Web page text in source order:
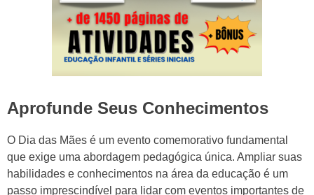
Aprofunde Seus Conhecimentos
O Dia das Mães é um evento comemorativo fundamental
que exige uma abordagem pedagógica única. Ampliar suas
habilidades e conhecimentos na área da educação é um
passo imprescindível para lidar com eventos importantes de